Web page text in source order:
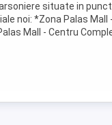
situate in
noi: *Zona Palas Mall
Mall - Centru